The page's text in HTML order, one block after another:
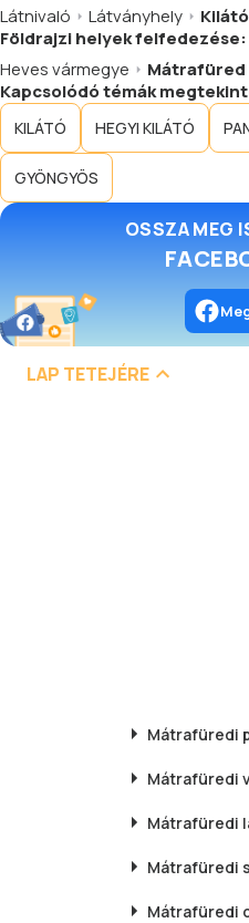
Látnivaló
Látványhely
Kilátó
Földrajzi helyek felfedezése:
Heves vármegye
Mátrafüred
Kapcsolódó témák
KILÁTÓ HEGYI KILÁTÓ
GYÖNGYÖS
OSSZA MEG
LAP TETEJÉRE
Mátrafüredi
Mátrafüredi
Mátrafüredi
Mátrafüredi
Mátrafüredi